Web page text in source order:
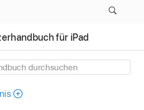
für iPad